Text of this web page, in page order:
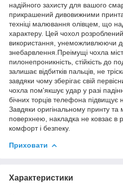
надійного захисту для вашого
прикрашений дивовижними
техніці малювання олівцем, що
характеру. Цей чохол
використання, унеможливлюючи
знебарвлення.Преімущі чохла
пилонепроникність, стійкість до
залишає відбитків пальців, не
завдяки чому зберігає свій
чохла пом'якшує удар у разі
бічних торців телефона підвищує
Завдяки оригінальному принту
поверхнею, накладка не ковзає в
комфорт і безпеку.
Приховати
Характеристики